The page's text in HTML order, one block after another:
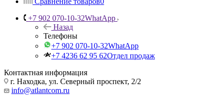
+7 902 070-10-32WhatApp
Назад
Телефоны
+7 902 070-10-32WhatApp
+7 4236 62 95 62Отдел продаж
Контактная информация
г. Находка, ул. Северный проспект, 2/2
info@atlantcom.ru